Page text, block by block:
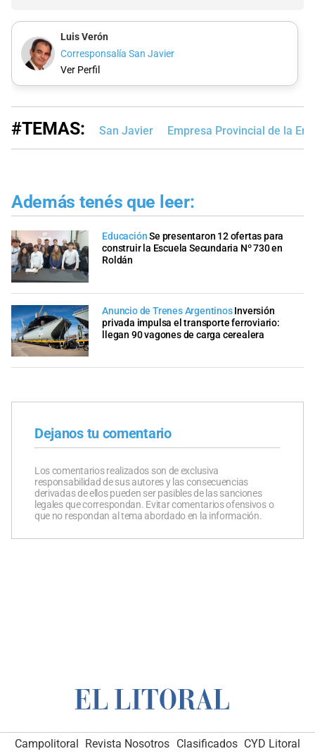
Luis Verón
Corresponsalía San Javier
Ver Perfil
#TEMAS: San Javier Empresa Provincial de la
Además tenés que leer:
EducaciónSe presentaron 12 ofertas para
construir la Escuela Secundaria Nº 730 en
Roldán
Anuncio de Trenes Argentinos Inversión
privada impulsa el transporte ferroviario:
llegan 90 vagones de carga cerealera
Dejanos tu comentario
Los comentarios realizados son de exclusiva
responsabilidad de sus autores y las consecuencias
derivadas de ellos pueden ser pasibles de las sanciones
legales que correspondan. Evitar comentarios ofensivos o
que no respondan al tema abordado en la información.
Campolitoral Revista Nosotros Clasificados CYD Litoral